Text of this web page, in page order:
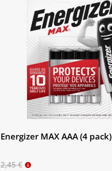
Energizer MAX AAA (4 pack)
2,45 €